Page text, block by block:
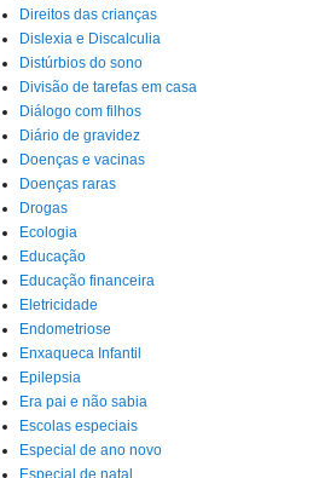
Direitos das crianças
Dislexia e Discalculia
Distúrbios do sono
Divisão de tarefas em casa
Diálogo com filhos
Diário de gravidez
Doenças e vacinas
Doenças raras
Drogas
Ecologia
Educação
Educação financeira
Eletricidade
Endometriose
Enxaqueca Infantil
Epilepsia
Era pai e não sabia
Escolas especiais
Especial de ano novo
Especial de natal